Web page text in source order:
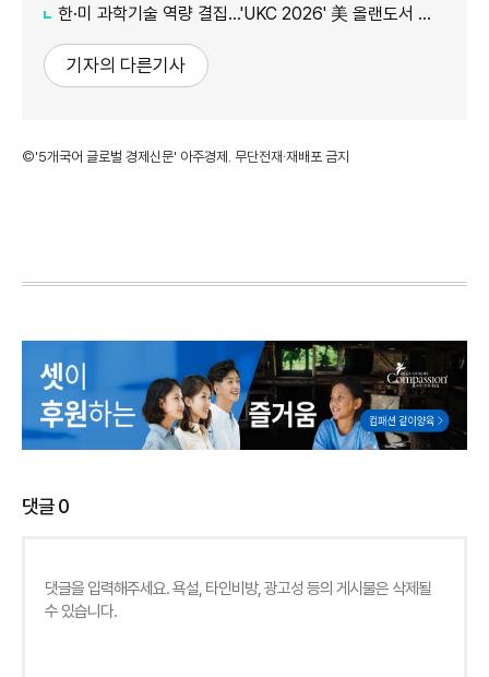
한·미 과학기술 역량 결집…'UKC 2026' 美 올랜도서 개막
기자의 다른기사
©'5개국어 글로벌 경제신문' 아주경제. 무단전재·재배포 금지
댓글0